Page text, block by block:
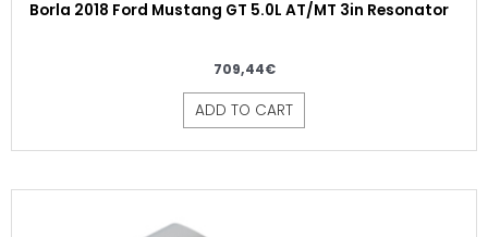
Borla 2018 Ford Mustang GT 5.0L AT/MT 3in Resonator
709,44€
ADD TO CART